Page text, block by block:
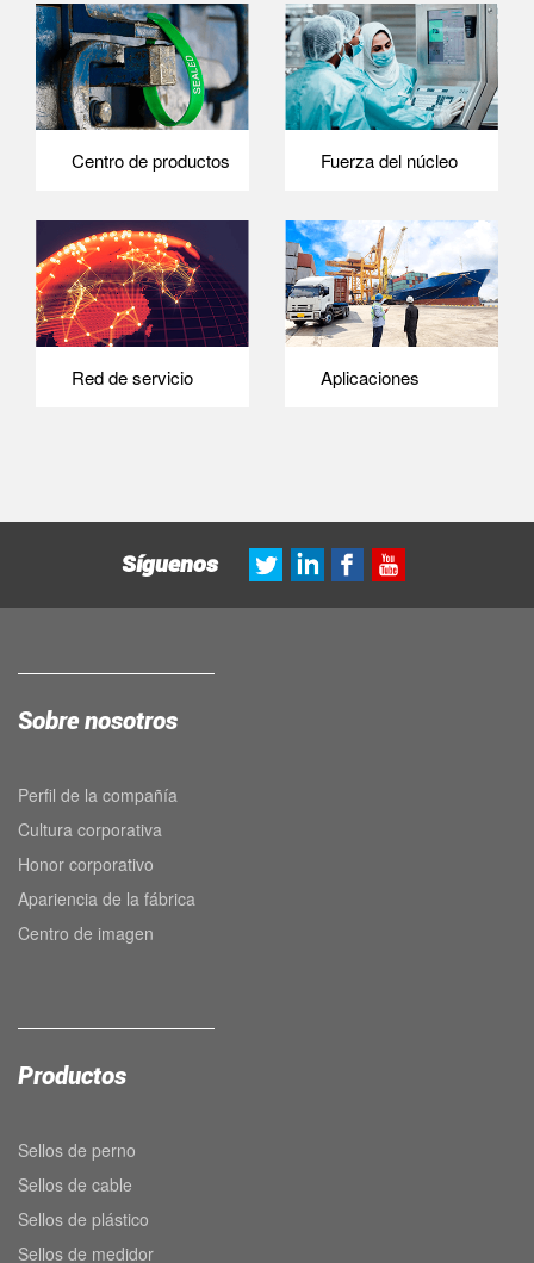
Centro de productos Fuerza del núcleo
Red de servicio Aplicaciones
Síguenos
Sobre nosotros
Perfil de la compañía
Cultura corporativa
Honor corporativo
Apariencia de la fábrica
Centro de imagen
Productos
Sellos de perno
Sellos de cable
Sellos de plástico
Sellos de medidor